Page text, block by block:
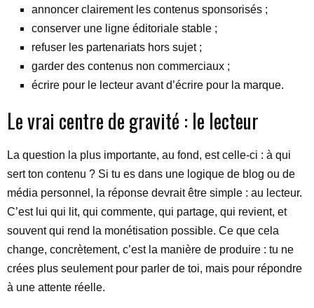
annoncer clairement les contenus sponsorisés ;
conserver une ligne éditoriale stable ;
refuser les partenariats hors sujet ;
garder des contenus non commerciaux ;
écrire pour le lecteur avant d’écrire pour la marque.
Le vrai centre de gravité : le lecteur
La question la plus importante, au fond, est celle-ci : à qui
sert ton contenu ? Si tu es dans une logique de blog ou de
média personnel, la réponse devrait être simple : au lecteur.
C’est lui qui lit, qui commente, qui partage, qui revient, et
souvent qui rend la monétisation possible. Ce que cela
change, concrètement, c’est la manière de produire : tu ne
crées plus seulement pour parler de toi, mais pour répondre
à une attente réelle.